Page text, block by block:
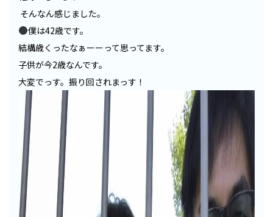
そんなん感じました。
僕は42歳です。
結構歳くったなぁーーって思ってます。
子供が今2歳なんです。
大変でっす。振り回されまっす！